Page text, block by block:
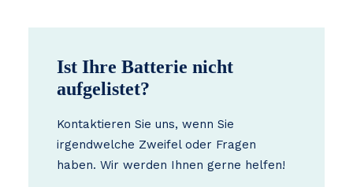
Ist Ihre Batterie nicht
aufgelistet?
Kontaktieren Sie uns, wenn Sie
irgendwelche Zweifel oder Fragen
haben. Wir werden Ihnen gerne helfen!